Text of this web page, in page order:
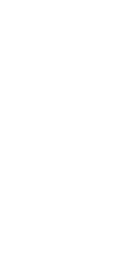
Kepolisian